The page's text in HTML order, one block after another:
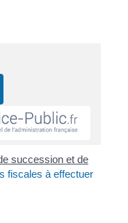
succession et de
fiscales à effectuer